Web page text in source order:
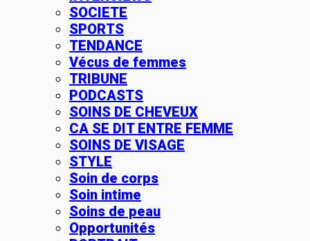
SOCIETE
SPORTS
TENDANCE
Vécus de femmes
TRIBUNE
PODCASTS
SOINS DE CHEVEUX
CA SE DIT ENTRE FEMME
SOINS DE VISAGE
STYLE
Soin de corps
Soin intime
Soins de peau
Opportunités